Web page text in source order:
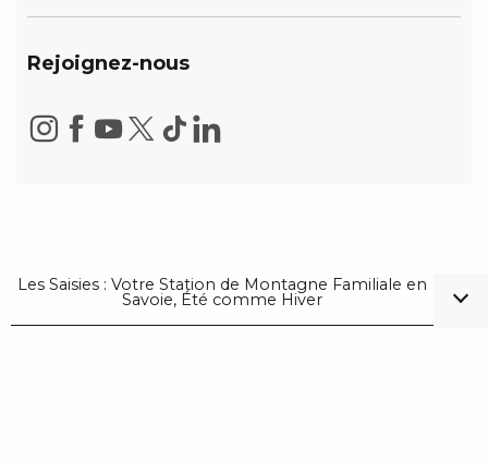
Rejoignez-nous
Les Saisies : Votre Station de Montagne Familiale en
Savoie, Été comme Hiver